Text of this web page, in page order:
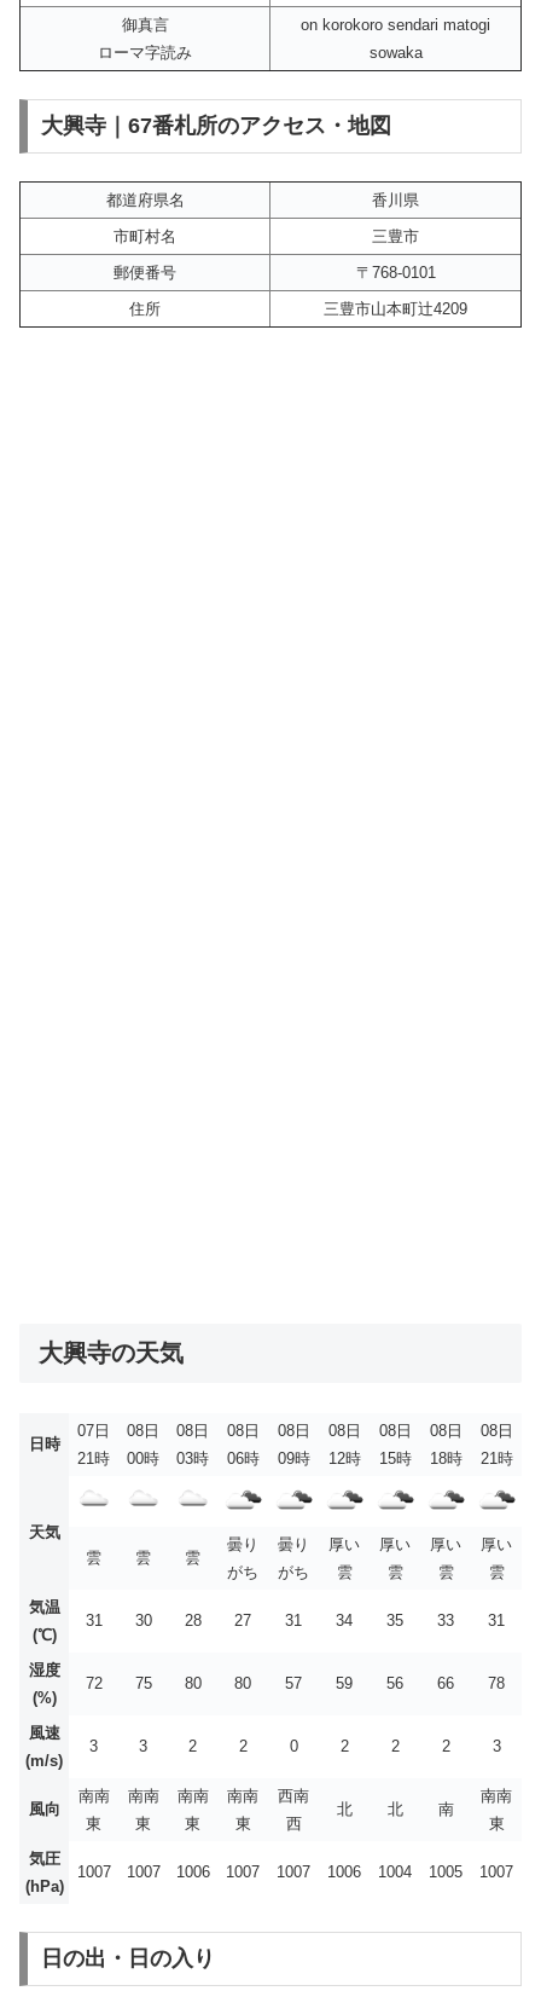
御真言
ローマ字読み
on korokoro sendari matogi
sowaka
大興寺｜67番札所のアクセス・地図
都道府県名
香川県
市町村名
三豊市
郵便番号
〒768-0101
住所
三豊市山本町辻4209
大興寺の天気
日時
07日
21時
08日
00時
08日
03時
08日
06時
08日
09時
08日
12時
08日
15時
08日
18時
08日
21時
天気
雲
雲 雲
曇り
がち
曇り
がち
厚い
雲
厚い
雲
厚い
雲
厚い
雲
気温
(℃)
31 30 28 27 31 34 35 33 31
湿度
(%)
72 75 80 80 57 59 56 66 78
風速
(m/s)
3 3 2 2 0 2 2 2 3
風向
南南
東
南南
東
南南
東
南南
東
西南
西
北 北 南
南南
東
気圧
(hPa)
1007 1007 1006 1007 1007 1006 1004 1005 1007
日の出・日の入り